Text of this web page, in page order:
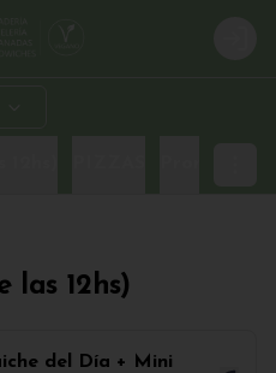
las 12hs)
del Día + Mini